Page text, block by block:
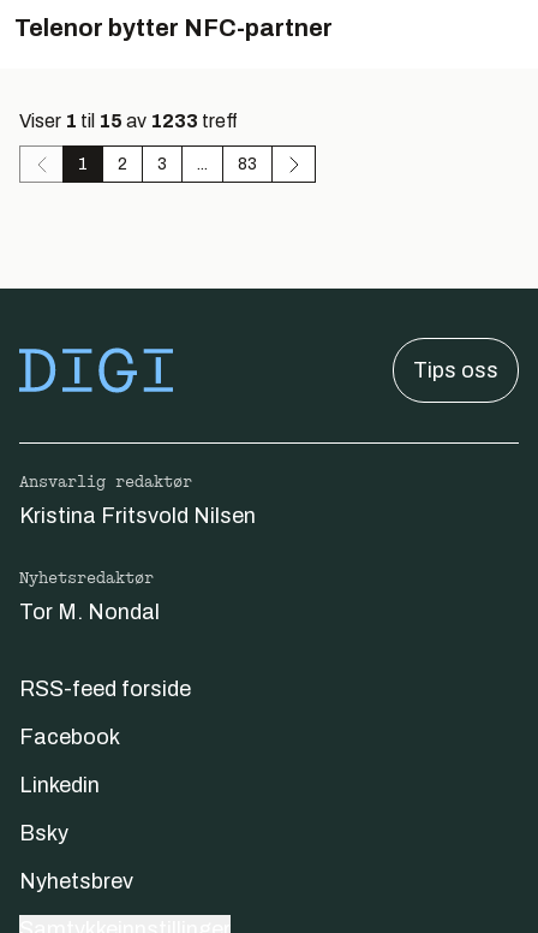
Telenor bytter NFC-partner
Viser 1 til 15 av 1233 treff
1 2 3 ... 83
Tips oss
Ansvarlig redaktør
Kristina Fritsvold Nilsen
Nyhetsredaktør
Tor M. Nondal
RSS-feed forside
Facebook
Linkedin
Bsky
Nyhetsbrev